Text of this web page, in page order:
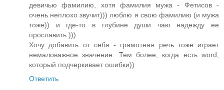
девичью фамилию, хотя фамилия мужа - Фетисов -
очень неплохо звучит))) люблю я свою фамилию (и мужа
тоже)) и где-то в глубине души чаю надежду ее
прославить )))
Хочу добавить от себя - грамотная речь тоже играет
немаловажное значение. Тем более, когда есть word,
который подчеркивает ошибки))
Ответить